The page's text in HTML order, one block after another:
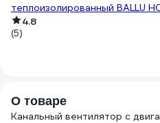
теплоизолированный BALLU
4.8
(5)
О товаре
Канальный вентилятор с